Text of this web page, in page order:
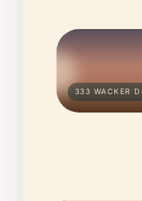
333 WACKER